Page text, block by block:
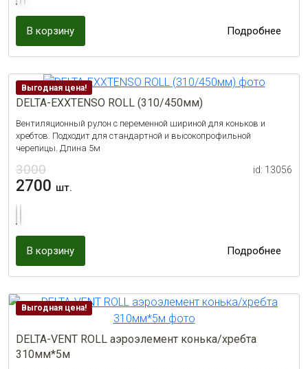
В корзину Подробнее
Выгодная цена!
DELTA-EXXTENSO ROLL (310/450мм)
Вентиляционный рулон с переменной шириной для коньков и
хребтов. Подходит для стандартной и высокопрофильной
черепицы. Длина 5м
3000
2700 шт.
id: 13056
В корзину Подробнее
Выгодная цена!
DELTA-VENT ROLL аэроэлемент конька/хребта
310мм*5м